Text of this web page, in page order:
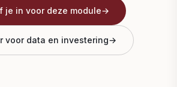
je in voor deze module→
voor data en investering→